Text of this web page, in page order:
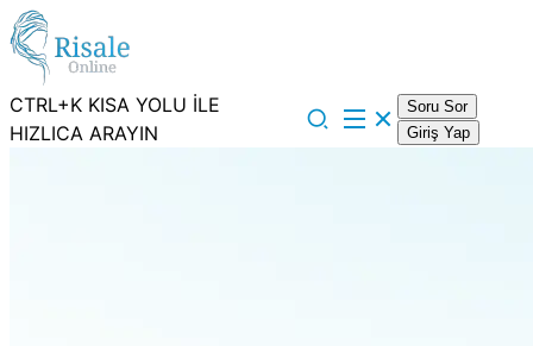
CTRL+K KISA YOLU İLE
HIZLICA ARAYIN
Soru Sor
Giriş Yap